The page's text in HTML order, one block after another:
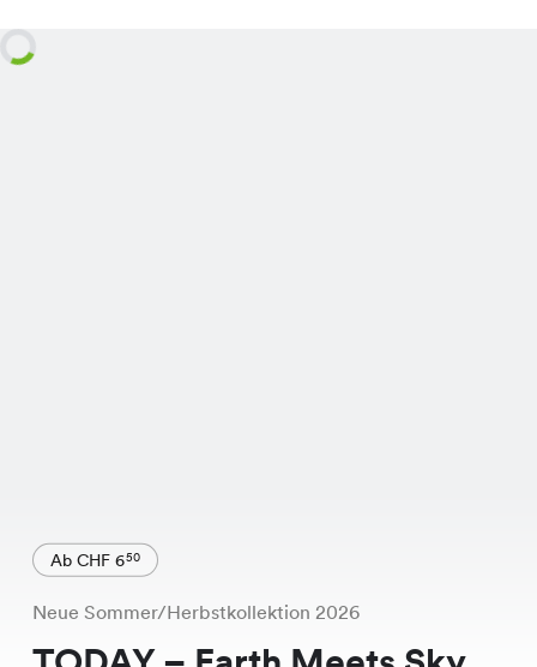
Ab CHF 650
Neue Sommer/Herbstkollektion 2026